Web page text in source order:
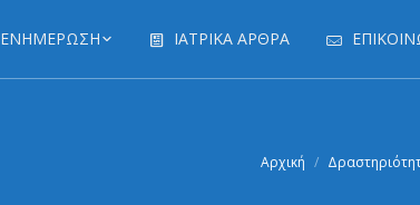
ΕΝΗΜΕΡΩΣΗ ΙΑΤΡΙΚΆ ΆΡΘΡΑ
Αρχική